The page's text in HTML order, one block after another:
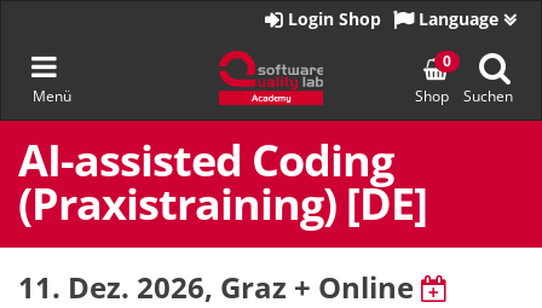
Zum
Inhalt
springen
Navigation
umschalten
Menü
Startseite
Language
Login Shop
Shop
0
Suchen
AI-assisted Coding
(Praxistraining) [DE]
11. Dez. 2026, Graz + Online